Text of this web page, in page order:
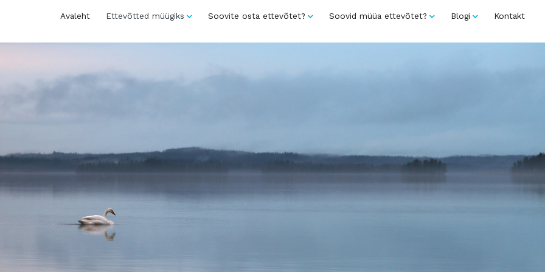
Avaleht Ettevõtted müügiks Soovite osta ettevõtet? Soovid müüa ettevõtet? Blogi Kontakt